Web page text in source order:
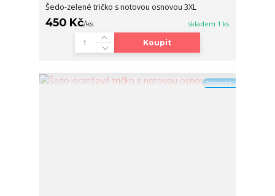
Šedo-zelené tričko s notovou osnovou 3XL
450 Kč/ks skladem 1 ks
Koupit
Novinka